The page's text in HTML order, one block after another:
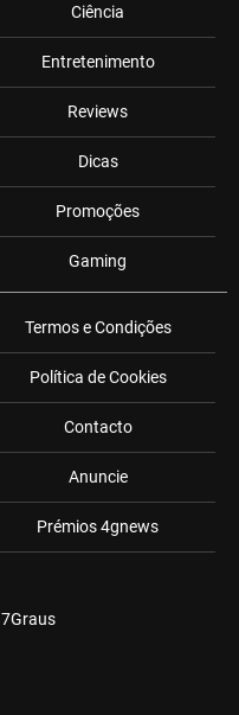
Ciência
Entretenimento
Reviews
Dicas
Promoções
Gaming
Termos e Condições
Política de Cookies
Contacto
Anuncie
Prémios 4gnews
7Graus